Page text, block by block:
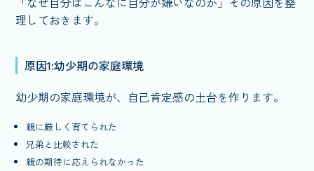
理しておきます。
原因1:幼少期の家庭環境
幼少期の家庭環境が、自己肯定感の土台を作ります。
親に厳しく育てられた
兄弟と比較された
親の期待に応えられなかった